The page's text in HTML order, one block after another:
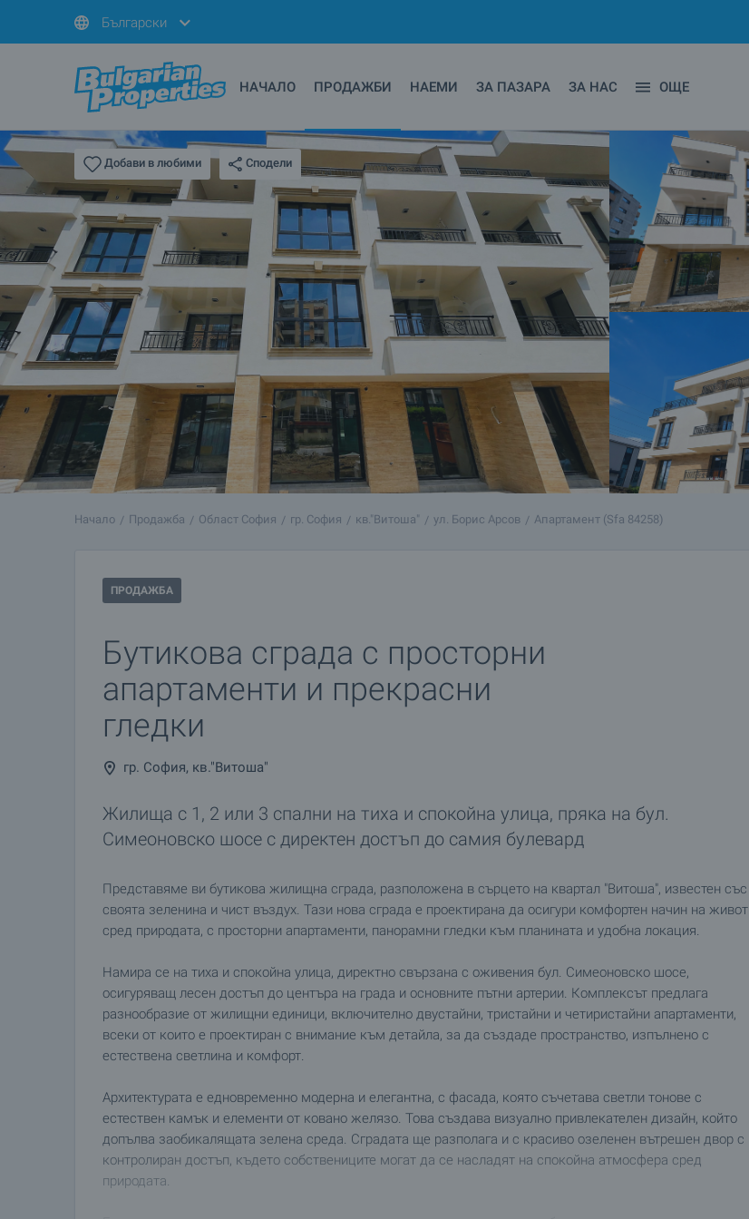
Български
НАЧАЛО ПРОДАЖБИ НАЕМИ ЗА ПАЗАРА ЗА НАС ОЩЕ
Добави в любими Сподели
Начало Продажба Област София гр. София кв."Витоша" ул. Борис Арсов Апартамент (Sfa 84258)
ПРОДАЖБА
Бутикова сграда с просторни
апартаменти и прекрасни
гледки
гр. София, кв."Витоша"
Жилища с 1, 2 или 3 спални на тиха и спокойна улица, пряка на бул.
Симеоновско шосе с директен достъп до самия булевард
Представяме ви бутикова жилищна сграда, разположена в сърцето на квартал "Витоша", известен със
своята зеленина и чист въздух. Тази нова сграда е проектирана да осигури комфортен начин на живот
сред природата, с просторни апартаменти, панорамни гледки към планината и удобна локация.
Намира се на тиха и спокойна улица, директно свързана с оживения бул. Симеоновско шосе,
осигуряващ лесен достъп до центъра на града и основните пътни артерии. Комплексът предлага
разнообразие от жилищни единици, включително двустайни, тристайни и четиристайни апартаменти,
всеки от които е проектиран с внимание към детайла, за да създаде пространство, изпълнено с
естествена светлина и комфорт.
Архитектурата е едновременно модерна и елегантна, с фасада, която съчетава светли тонове с
естествен камък и елементи от ковано желязо. Това създава визуално привлекателен дизайн, който
допълва заобикалящата зелена среда. Сградата ще разполага и с красиво озеленен вътрешен двор с
контролиран достъп, където собствениците могат да се насладят на спокойна атмосфера сред
природата.